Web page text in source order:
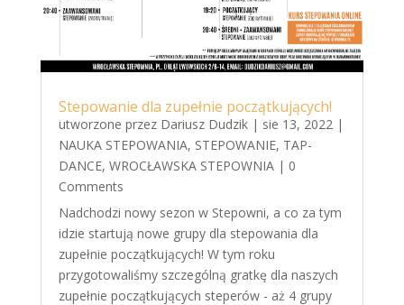
Stepowanie dla zupełnie początkujących!
utworzone przez Dariusz Dudzik| sie 13, 2022 |
NAUKA STEPOWANIA, STEPOWANIE, TAP-
DANCE, WROCŁAWSKA STEPOWNIA| 0
Comments
Nadchodzi nowy sezon w Stepowni, a co za tym
idzie startują nowe grupy dla stepowania dla
zupełnie początkujących! W tym roku
przygotowaliśmy szczególną gratkę dla naszych
zupełnie początkujących steperów - aż 4 grupy